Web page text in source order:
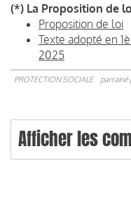
(*) La Proposition de
Proposition de loi
Texte adopté en
2025
PROTECTION SOCIALE parrainé
Afficher les